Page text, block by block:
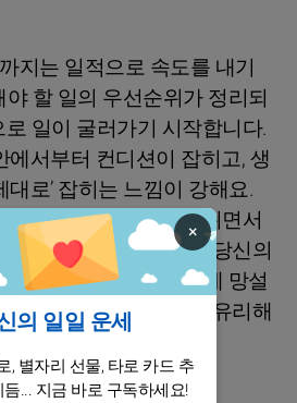
지는 일적으로 속도를 내기
할 일의 우선순위가 정리되
일이 굴러가기 시작합니다.
서부터 컨디션이 잡히고, 생
대로’ 잡히는 느낌이 강해요.
기니, 지금은 적당히 쉬면서
. 전화와 대화, 그리고 당신의
수 있습니다. 소심하게 망설
먼저 내리는 쪽이 더 유리해
×
의 일일 운세
, 별자리 선물, 타로 카드 추
... 지금 바로 구독하세요!